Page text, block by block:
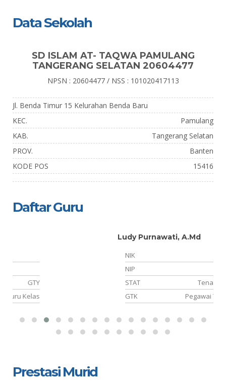
Data Sekolah
SD ISLAM AT- TAQWA PAMULANG
TANGERANG SELATAN 20604477
NPSN : 20604477 / NSS : 101020417113
Jl. Benda Timur 15 Kelurahan Benda Baru
KEC.
Pamulang
KAB.
Tangerang Selatan
PROV.
Banten
KODE POS
15416
Daftar Guru
Ludy Purnawati, A.Md
Tenaga Honorer
Pegawai Tata Usaha
Prestasi Murid